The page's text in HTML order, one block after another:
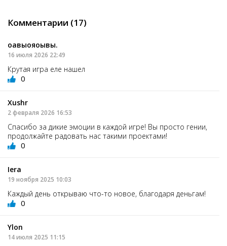
Комментарии (17)
оавыояоывы.
16 июля 2026 22:49
Крутая игра еле нашел
0
Xushr
2 февраля 2026 16:53
Спасибо за дикие эмоции в каждой игре! Вы просто гении,
продолжайте радовать нас такими проектами!
0
Iera
19 ноября 2025 10:03
Каждый день открываю что-то новое, благодаря деньгам!
0
Ylon
14 июля 2025 11:15